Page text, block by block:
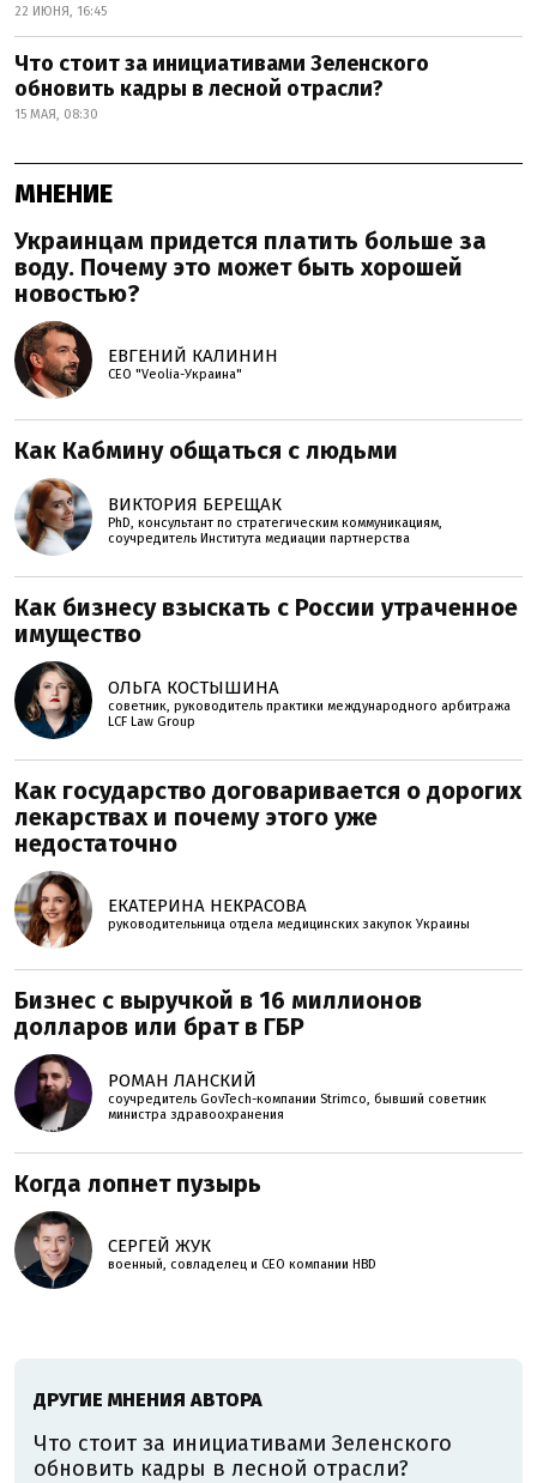
22 ИЮНЯ, 16:45
Что стоит за инициативами Зеленского
обновить кадры в лесной отрасли?
15 МАЯ, 08:30
МНЕНИЕ
Украинцам придется платить больше за
воду. Почему это может быть хорошей
новостью?
ЕВГЕНИЙ КАЛИНИН
СЕО "Veolia-Украина"
Как Кабмину общаться с людьми
ВИКТОРИЯ БЕРЕЩАК
PhD, консультант по стратегическим коммуникациям,
соучредитель Института медиации партнерства
Как бизнесу взыскать с России утраченное
имущество
ОЛЬГА КОСТЫШИНА
советник, руководитель практики международного арбитража
LCF Law Group
Как государство договаривается о дорогих
лекарствах и почему этого уже
недостаточно
ЕКАТЕРИНА НЕКРАСОВА
руководительница отдела медицинских закупок Украины
Бизнес с выручкой в 16 миллионов
долларов или брат в ГБР
РОМАН ЛАНСКИЙ
соучредитель GovTech-компании Strimco, бывший советник
министра здравоохранения
Когда лопнет пузырь
СЕРГЕЙ ЖУК
военный, совладелец и СЕО компании HBD
ДРУГИЕ МНЕНИЯ АВТОРА
Что стоит за инициативами Зеленского
обновить кадры в лесной отрасли?